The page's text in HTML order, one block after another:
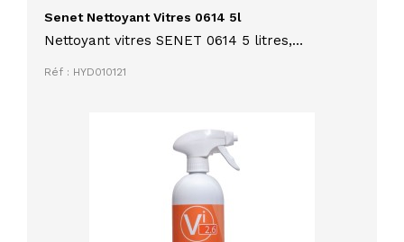
Senet Nettoyant Vitres 0614 5l
Nettoyant vitres SENET 0614 5 litres,
Réf : HYD010121